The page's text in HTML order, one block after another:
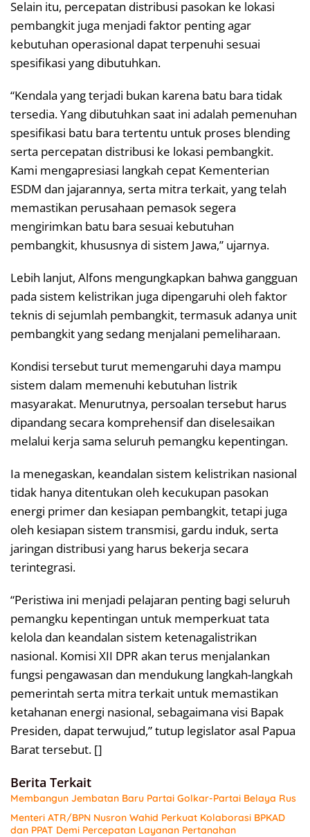
Selain itu, percepatan distribusi pasokan ke lokasi
pembangkit juga menjadi faktor penting agar
kebutuhan operasional dapat terpenuhi sesuai
spesifikasi yang dibutuhkan.
“Kendala yang terjadi bukan karena batu bara tidak
tersedia. Yang dibutuhkan saat ini adalah pemenuhan
spesifikasi batu bara tertentu untuk proses blending
serta percepatan distribusi ke lokasi pembangkit.
Kami mengapresiasi langkah cepat Kementerian
ESDM dan jajarannya, serta mitra terkait, yang telah
memastikan perusahaan pemasok segera
mengirimkan batu bara sesuai kebutuhan
pembangkit, khususnya di sistem Jawa,” ujarnya.
Lebih lanjut, Alfons mengungkapkan bahwa gangguan
pada sistem kelistrikan juga dipengaruhi oleh faktor
teknis di sejumlah pembangkit, termasuk adanya unit
pembangkit yang sedang menjalani pemeliharaan.
Kondisi tersebut turut memengaruhi daya mampu
sistem dalam memenuhi kebutuhan listrik
masyarakat. Menurutnya, persoalan tersebut harus
dipandang secara komprehensif dan diselesaikan
melalui kerja sama seluruh pemangku kepentingan.
Ia menegaskan, keandalan sistem kelistrikan nasional
tidak hanya ditentukan oleh kecukupan pasokan
energi primer dan kesiapan pembangkit, tetapi juga
oleh kesiapan sistem transmisi, gardu induk, serta
jaringan distribusi yang harus bekerja secara
terintegrasi.
“Peristiwa ini menjadi pelajaran penting bagi seluruh
pemangku kepentingan untuk memperkuat tata
kelola dan keandalan sistem ketenagalistrikan
nasional. Komisi XII DPR akan terus menjalankan
fungsi pengawasan dan mendukung langkah-langkah
pemerintah serta mitra terkait untuk memastikan
ketahanan energi nasional, sebagaimana visi Bapak
Presiden, dapat terwujud,” tutup legislator asal Papua
Barat tersebut. []
Berita Terkait
Membangun Jembatan Baru Partai Golkar-Partai Belaya Rus
Menteri ATR/BPN Nusron Wahid Perkuat Kolaborasi BPKAD
dan PPAT Demi Percepatan Layanan Pertanahan